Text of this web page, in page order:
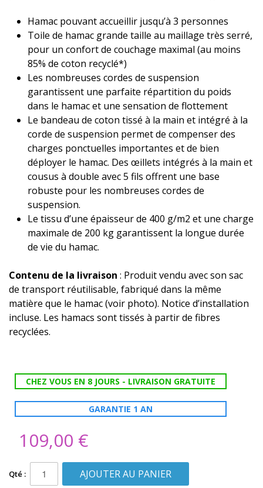
Hamac pouvant accueillir jusqu’à 3 personnes
Toile de hamac grande taille au maillage très serré,
pour un confort de couchage maximal (au moins
85% de coton recyclé*)
Les nombreuses cordes de suspension
garantissent une parfaite répartition du poids
dans le hamac et une sensation de flottement
Le bandeau de coton tissé à la main et intégré à la
corde de suspension permet de compenser des
charges ponctuelles importantes et de bien
déployer le hamac. Des œillets intégrés à la main et
cousus à double avec 5 fils offrent une base
robuste pour les nombreuses cordes de
suspension.
Le tissu d’une épaisseur de 400 g/m2 et une charge
maximale de 200 kg garantissent la longue durée
de vie du hamac.
Contenu de la livraison : Produit vendu avec son sac
de transport réutilisable, fabriqué dans la même
matière que le hamac (voir photo). Notice d’installation
incluse. Les hamacs sont tissés à partir de fibres
recyclées.
CHEZ VOUS EN 8 JOURS - LIVRAISON GRATUITE
GARANTIE 1 AN
109,00 €
Qté :
AJOUTER AU PANIER